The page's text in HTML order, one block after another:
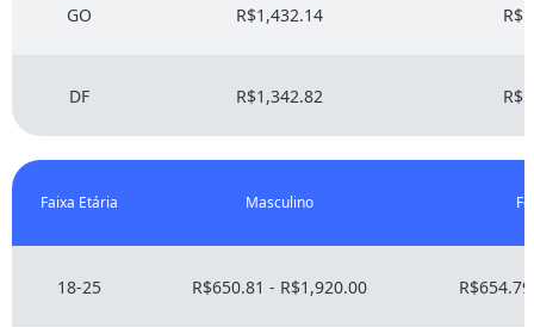
GO R$1,432.14
DF R$1,342.82
Faixa Etária Masculino
18-25 R$650.81 - R$1,920.00